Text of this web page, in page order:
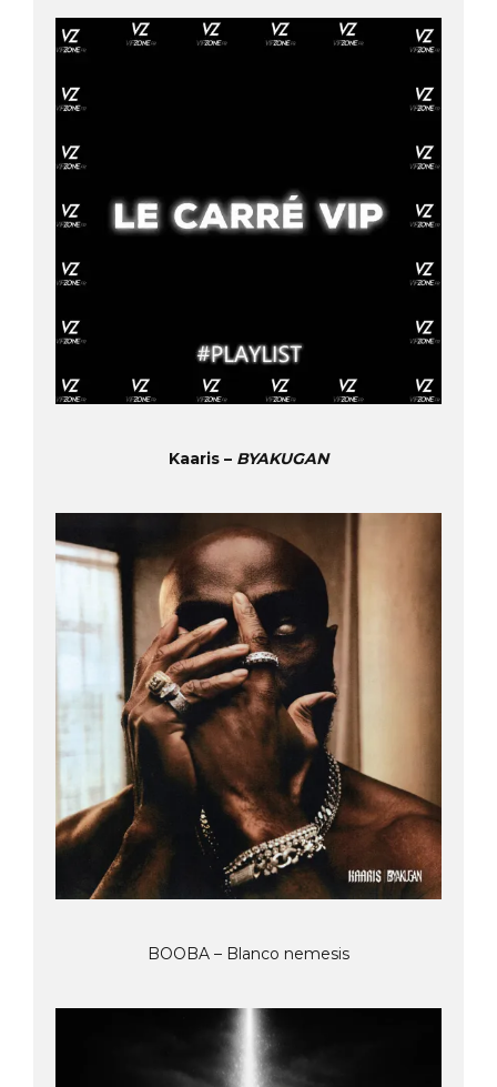
Kaaris – BYAKUGAN
BOOBA – Blanco nemesis